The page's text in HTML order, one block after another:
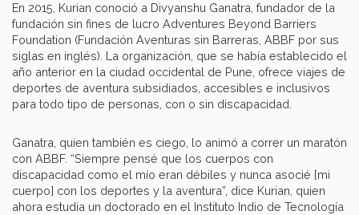
En 2015, Kurian conoció a Divyanshu Ganatra, fundador de la
fundación sin fines de lucro Adventures Beyond Barriers
Foundation (Fundación Aventuras sin Barreras, ABBF por sus
siglas en inglés). La organización, que se había establecido el
año anterior en la ciudad occidental de Pune, ofrece viajes de
deportes de aventura subsidiados, accesibles e inclusivos
para todo tipo de personas, con o sin discapacidad.
Ganatra, quien también es ciego, lo animó a correr un maratón
con ABBF. “Siempre pensé que los cuerpos con
discapacidad como el mío eran débiles y nunca asocié [mi
cuerpo] con los deportes y la aventura”, dice Kurian, quien
ahora estudia un doctorado en el Instituto Indio de Tecnología